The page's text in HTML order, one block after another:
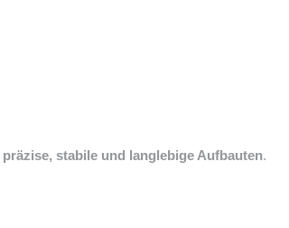
präzise, stabile und langlebige Aufbauten.